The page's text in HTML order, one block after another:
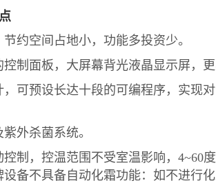
约空间占地小，功能多投资少。
制面板，大屏幕背光液晶显示屏，
，可预设长达十段的可编程序，实现
外杀菌系统。
制，控温范围不受室温影响， 4~60
备不具备自动化霜功能： 如不进行